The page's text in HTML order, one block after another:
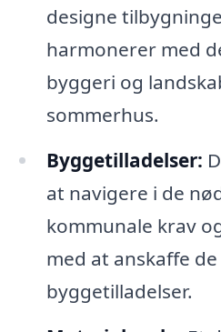
designe
harmonerer med
byggeri og
sommerhus.
Byggetilladelser:
at navigere i de
kommunale krav
med at anskaffe
byggetilladelser.